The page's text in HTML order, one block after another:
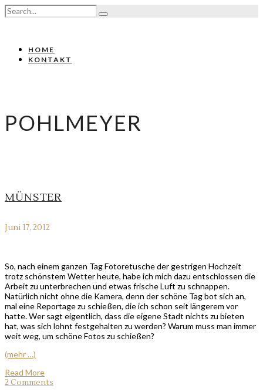
HOME
KONTAKT
POHLMEYER
MÜNSTER
Juni 17, 2012
So, nach einem ganzen Tag Fotoretusche der gestrigen Hochzeit
trotz schönstem Wetter heute, habe ich mich dazu entschlossen die
Arbeit zu unterbrechen und etwas frische Luft zu schnappen.
Natürlich nicht ohne die Kamera, denn der schöne Tag bot sich an,
mal eine Reportage zu schießen, die ich schon seit längerem vor
hatte. Wer sagt eigentlich, dass die eigene Stadt nichts zu bieten
hat, was sich lohnt festgehalten zu werden? Warum muss man immer
weit weg, um schöne Fotos zu schießen?
(mehr …)
Read More
2 Comments